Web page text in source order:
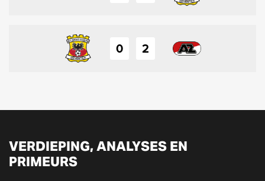
0 2
VERDIEPING, ANALYSES EN
PRIMEURS